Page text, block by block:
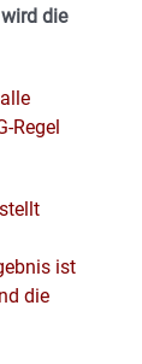
die
Regel
ist
die